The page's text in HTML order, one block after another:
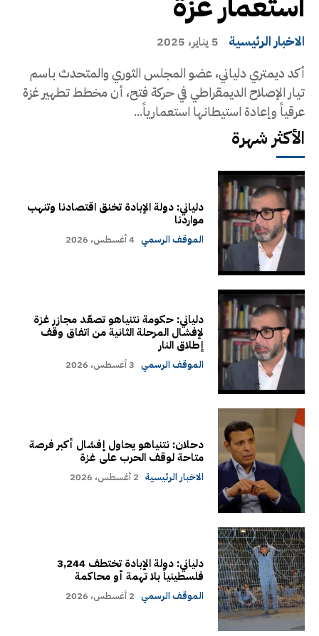
الاخبار الرئيسية 5 يناير، 2025
أكد ديمتري دلياني، عضو المجلس الثوري والمتحدث باسم
تيار الإصلاح الديمقراطي في حركة فتح، أن مخطط تطهير غزة
عرقياً وإعادة استيطانها استعمارياً...
الأكثر شهرة
دلياني: دولة الإبادة تخنق اقتصادنا وتنهب
مواردنا
الموقف الرسمي 4 أغسطس، 2026
دلياني: حكومة نتنياهو تصعّد مجازر غزة
لإفشال المرحلة الثانية من اتفاق وقف
إطلاق النار
الموقف الرسمي 3 أغسطس، 2026
دحلان: نتنياهو يحاول إفشال أكبر فرصة
متاحة لوقف الحرب على غزة
الاخبار الرئيسية 2 أغسطس، 2026
دلياني: دولة الإبادة تختطف 3,244
فلسطينياً بلا تهمة أو محاكمة
الموقف الرسمي 2 أغسطس، 2026